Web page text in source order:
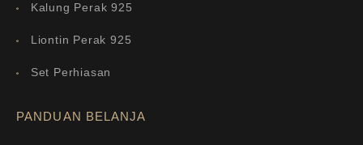
Kalung Perak 925
Liontin Perak 925
Set Perhiasan
PANDUAN BELANJA